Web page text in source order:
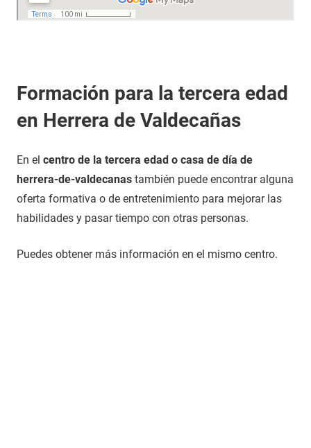
Formación para la tercera edad
en Herrera de Valdecañas
En el centro de la tercera edad o casa de día de
herrera-de-valdecanas también puede encontrar alguna
oferta formativa o de entretenimiento para mejorar las
habilidades y pasar tiempo con otras personas.
Puedes obtener más información en el mismo centro.